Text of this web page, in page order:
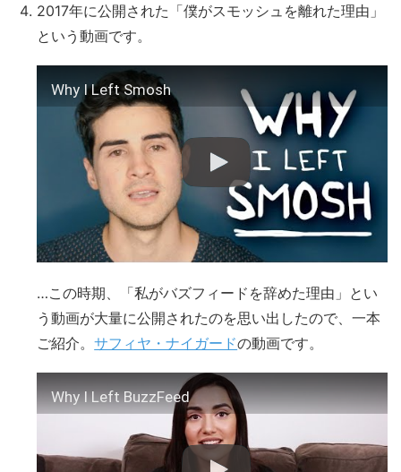
2017年に公開された「僕がスモッシュを離れた理由」
という動画です。
Why I Left Smosh
…この時期、「私がバズフィードを辞めた理由」とい
う動画が大量に公開されたのを思い出したので、一本
ご紹介。サフィヤ・ナイガードの動画です。
Why I Left BuzzFeed